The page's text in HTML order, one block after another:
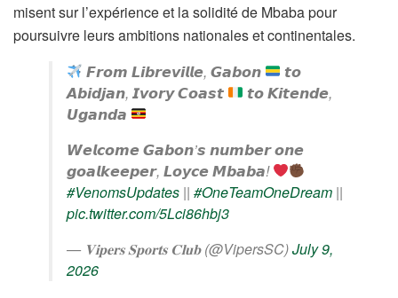
misent sur l’expérience et la solidité de Mbaba pour
poursuivre leurs ambitions nationales et continentales.
𝙁𝙧𝙤𝙢 𝙇𝙞𝙗𝙧𝙚𝙫𝙞𝙡𝙡𝙚, 𝙂𝙖𝙗𝙤𝙣
𝙩𝙤
𝘼𝙗𝙞𝙙𝙟𝙖𝙣, 𝙄𝙫𝙤𝙧𝙮 𝘾𝙤𝙖𝙨𝙩
𝙩𝙤 𝙆𝙞𝙩𝙚𝙣𝙙𝙚,
𝙐𝙜𝙖𝙣𝙙𝙖
𝙒𝙚𝙡𝙘𝙤𝙢𝙚 𝙂𝙖𝙗𝙤𝙣’𝙨 𝙣𝙪𝙢𝙗𝙚𝙧 𝙤𝙣𝙚
𝙜𝙤𝙖𝙡𝙠𝙚𝙚𝙥𝙚𝙧, 𝙇𝙤𝙮𝙘𝙚 𝙈𝙗𝙖𝙗𝙖!
#VenomsUpdates || #OneTeamOneDream ||
pic.twitter.com/5Lci86hbj3
— 𝐕𝐢𝐩𝐞𝐫𝐬 𝐒𝐩𝐨𝐫𝐭𝐬 𝐂𝐥𝐮𝐛 (@VipersSC)July 9,
2026